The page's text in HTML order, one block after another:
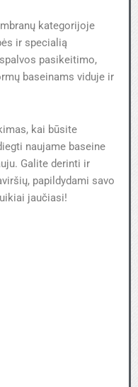
kategorijoje
ir specialią
pasikeitimo,
baseinams viduje ir
kai būsite
naujame baseine
Galite derinti ir
papildydami savo
jaučiasi!